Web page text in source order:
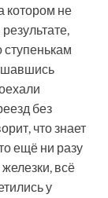
котором не
без
что знает
ещё ни разу
всё
у